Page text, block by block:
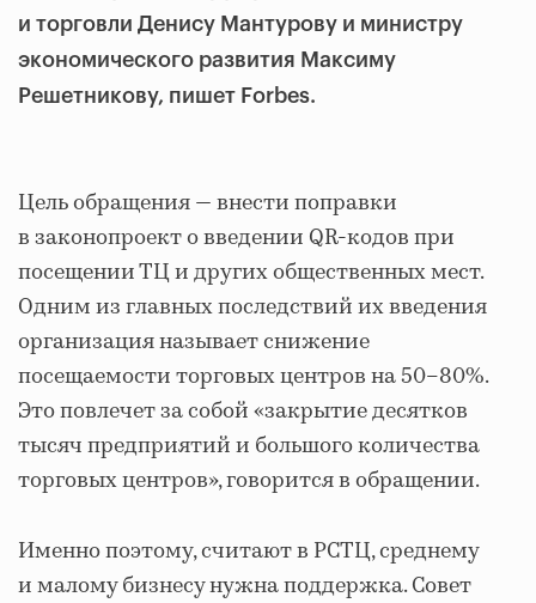
и торговли Денису Мантурову и министру
экономического развития Максиму
Решетникову, пишет Forbes.
Цель обращения — внести поправки
в законопроект о введении QR-кодов при
посещении ТЦ и других общественных мест.
Одним из главных последствий их введения
организация называет снижение
посещаемости торговых центров на 50–80%.
Это повлечет за собой «закрытие десятков
тысяч предприятий и большого количества
торговых центров», говорится в обращении.
Именно поэтому, считают в РСТЦ, среднему
и малому бизнесу нужна поддержка. Совет